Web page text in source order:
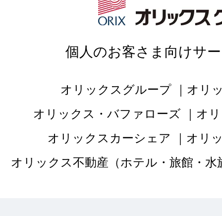
個人のお客さま向けサ
オリックスグループ
オリ
オリックス・バファローズ
オ
オリックスカーシェア
オリ
オリックス不動産（ホテル・旅館・